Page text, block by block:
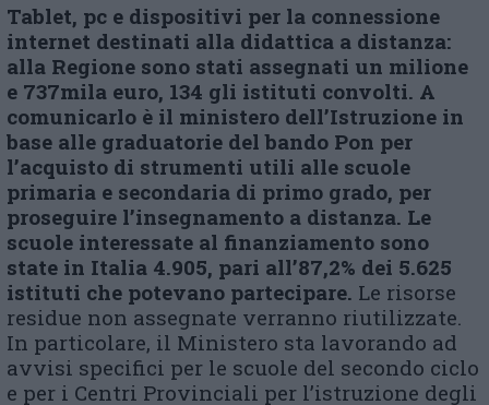
Tablet, pc e dispositivi per la connessione
internet destinati alla didattica a distanza:
alla Regione sono stati assegnati un milione
e 737mila euro, 134 gli istituti convolti. A
comunicarlo è il ministero dell’Istruzione in
base alle graduatorie del bando Pon per
l’acquisto di strumenti utili alle scuole
primaria e secondaria di primo grado, per
proseguire l’insegnamento a distanza. Le
scuole interessate al finanziamento sono
state in Italia 4.905, pari all’87,2% dei 5.625
istituti che potevano partecipare. Le risorse
residue non assegnate verranno riutilizzate.
In particolare, il Ministero sta lavorando ad
avvisi specifici per le scuole del secondo ciclo
e per i Centri Provinciali per l’istruzione degli